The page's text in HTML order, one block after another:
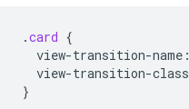
.card {
view-transition-name :
view-transition-class
}